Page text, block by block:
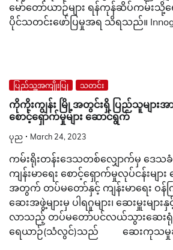
မော်တော်ယာဉ်များ ရန်ကုန်ဆိပ်ကမ်းသို့ရ
ပိုင်သတင်းဖော်ပြမှုအရ သိရသည်။
ပြည်သူ့အကျိုးပြု သတင်း
ကိုကိုးကျွန်း မြို့အတွင်းရှိ ပြည်သူများအာ
စောင့်ရှောက်မှုများ ဆောင်ရွက်
ပုည March 24, 2023
ကမ်းရိုးတန်းဒေသတစ်လျှောက်မှ ဒေသခံ
ကျန်းမာရေး စောင့်ရှောက်မှုလုပ်ငန်းမျာ
အတွက် တပ်မတော်နှင့် ကျန်းမာရေး ဝ
ဆေးအဖွဲ့များမှ ပါရဂူများ၊ ဆေးမှူးများ
လာသည့် တပ်မတော်ပင်လယ်သွားဆေးရုံ
ရေယာဉ်(သံလွင်)သည် ဆေးကုသမှုဆိုင်